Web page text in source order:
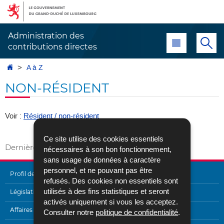
Ce site utilise des cookies essentiels
nécessaires à son bon fonctionnement,
sans usage de données à caractère
personnel, et ne pouvant pas être
refusés. Des cookies non essentiels sont
utilisés à des fins statistiques et seront
activés uniquement si vous les acceptez.
Consulter notre politique de confidentialité.
Aller
navigation
Aller
au
Administration des
contributions directes
Menu principal
AccueilA à Z
NON-RÉSIDENT
Voir : Résident / non-résident
Dernière mise à jour02/05/2017
MENU
DE
Profil de l'Administration
Législation
Affaires internationales